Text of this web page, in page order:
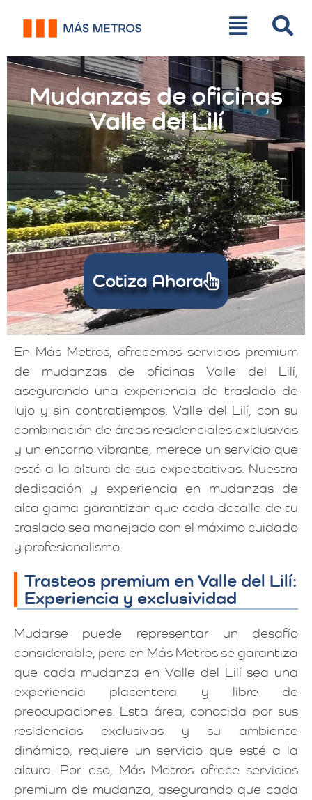
Mudanzas de oficinas
Valle del Lilí
Cotiza Ahora
En Más Metros, ofrecemos servicios premium
de mudanzas de oficinas Valle del Lilí,
asegurando una experiencia de traslado de
lujo y sin contratiempos. Valle del Lilí, con su
combinación de áreas residenciales exclusivas
y un entorno vibrante, merece un servicio que
esté a la altura de sus expectativas. Nuestra
dedicación y experiencia en mudanzas de
alta gama garantizan que cada detalle de tu
traslado sea manejado con el máximo cuidado
y profesionalismo.
Trasteos premium en Valle del Lilí:
Experiencia y exclusividad
Mudarse puede representar un desafío
considerable, pero en Más Metros se garantiza
que cada mudanza en Valle del Lilí sea una
experiencia placentera y libre de
preocupaciones. Esta área, conocida por sus
residencias exclusivas y su ambiente
dinámico, requiere un servicio que esté a la
altura. Por eso, Más Metros ofrece servicios
premium de mudanza, asegurando que cada